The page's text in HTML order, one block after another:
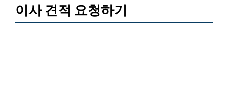
이사 견적 요청하기